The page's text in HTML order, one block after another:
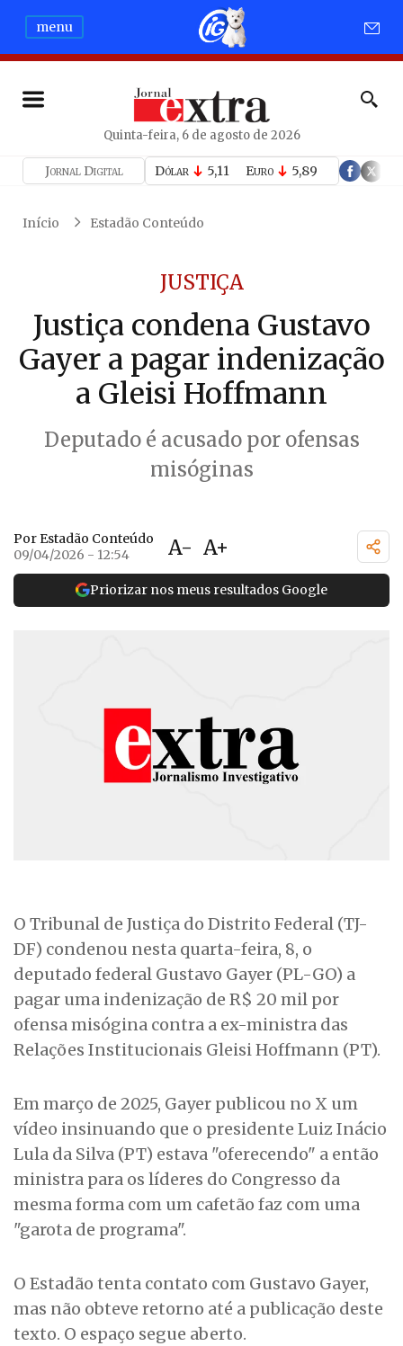
menu
Quinta-feira, 6 de agosto de 2026
Jornal Digital Dólar 5,11 Euro 5,89
Início Estadão Conteúdo
JUSTIÇA
Justiça condena Gustavo
Gayer a pagar indenização
a Gleisi Hoffmann
Deputado é acusado por ofensas
misóginas
Por Estadão Conteúdo
09/04/2026 - 12:54
A- A+
Priorizar nos meus resultados Google
O Tribunal de Justiça do Distrito Federal (TJ-
DF) condenou nesta quarta-feira, 8, o
deputado federal Gustavo Gayer (PL-GO) a
pagar uma indenização de R$ 20 mil por
ofensa misógina contra a ex-ministra das
Relações Institucionais Gleisi Hoffmann (PT).
Em março de 2025, Gayer publicou no X um
vídeo insinuando que o presidente Luiz Inácio
Lula da Silva (PT) estava "oferecendo" a então
ministra para os líderes do Congresso da
mesma forma com um cafetão faz com uma
"garota de programa".
O Estadão tenta contato com Gustavo Gayer,
mas não obteve retorno até a publicação deste
texto. O espaço segue aberto.